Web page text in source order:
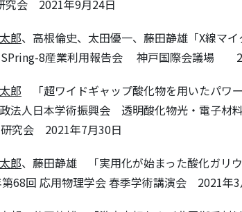
究会 2021年9月24日
郎、高根倫史、太田優一、藤田静雄「X線マ
SPring-8産業利用報告会 神戸国際会議場
郎 「超ワイドギャップ酸化物を用いたパワ
法人日本学術振興会 透明酸化物光・電子材
究会 2021年7月30日
郎、藤田静雄 「実用化が始まった酸化
68回 応用物理学会 春季学術講演会 2021年3